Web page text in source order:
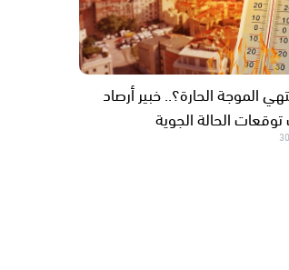
الموجة الحارة؟.. خبير أرصاد
الحالة الجوية